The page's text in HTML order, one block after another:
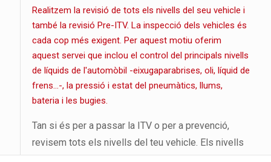
Realitzem la revisió de tots els nivells del seu vehicle i
també la revisió Pre-ITV. La inspecció dels vehicles és
cada cop més exigent. Per aquest motiu oferim
aquest servei que inclou el control del principals nivells
de líquids de l'automòbil -eixugaparabrises, oli, líquid de
frens...-, la pressió i estat del pneumàtics, llums,
bateria i les bugies.
Tan si és per a passar la ITV o per a prevenció,
revisem tots els nivells del teu vehicle. Els nivells
dels líquids, la pressió i l’estat dels pneumàtics,
Cookies
técnicas
(esenciales)
Son necesarias
para la
navegación y el
buen
funcionamiento
de nuestra
página web,
de datos,
identificar la
sesión,